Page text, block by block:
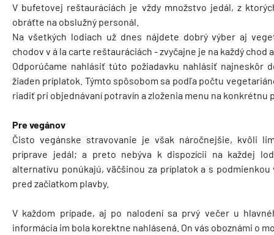
V bufetovej reštauráciách je vždy množstvo jedál, z
obráťte na obslužný personál.
Na všetkých lodiach už dnes nájdete dobrý výber aj
chodov v á la carte reštauráciách - zvyčajne je na každý chod
Odporúčame nahlásiť túto požiadavku nahlásiť najneskôr
žiaden príplatok. Týmto spôsobom sa podľa počtu
riadiť pri objednávaní potravín a zloženia menu na konkrétnu
Pre vegánov
Čisto vegánske stravovanie je však náročnejšie, kvôli
príprave jedál; a preto nebýva k dispozícii na každej
alternatívu ponúkajú, väčšinou za príplatok a s
pred začiatkom plavby.
V každom prípade, aj po nalodení sa prvý večer u
informácia im bola korektne nahlásená. On vás oboznámi o